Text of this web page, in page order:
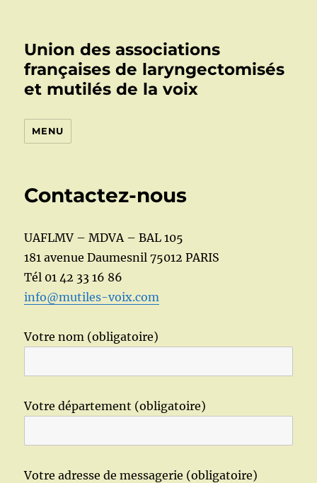
Union des associations
françaises de laryngectomisés
et mutilés de la voix
MENU
Contactez-nous
UAFLMV – MDVA – BAL 105
181 avenue Daumesnil 75012 PARIS
Tél 01 42 33 16 86
info@mutiles-voix.com
Votre nom (obligatoire)
Votre département (obligatoire)
Votre adresse de messagerie (obligatoire)